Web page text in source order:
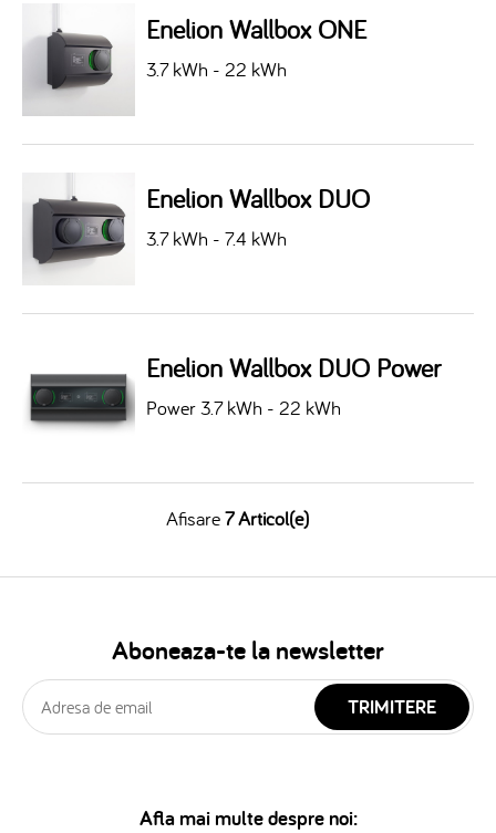
Enelion Wallbox ONE
3.7 kWh - 22 kWh
Enelion Wallbox DUO
3.7 kWh - 7.4 kWh
Enelion Wallbox DUO Power
Power 3.7 kWh - 22 kWh
Afisare7 Articol(e)
Aboneaza-te la newsletter
TRIMITERE
Afla mai multe despre noi: